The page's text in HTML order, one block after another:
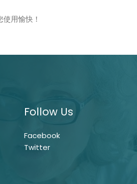
用愉快！
Follow Us
Facebook
Twitter